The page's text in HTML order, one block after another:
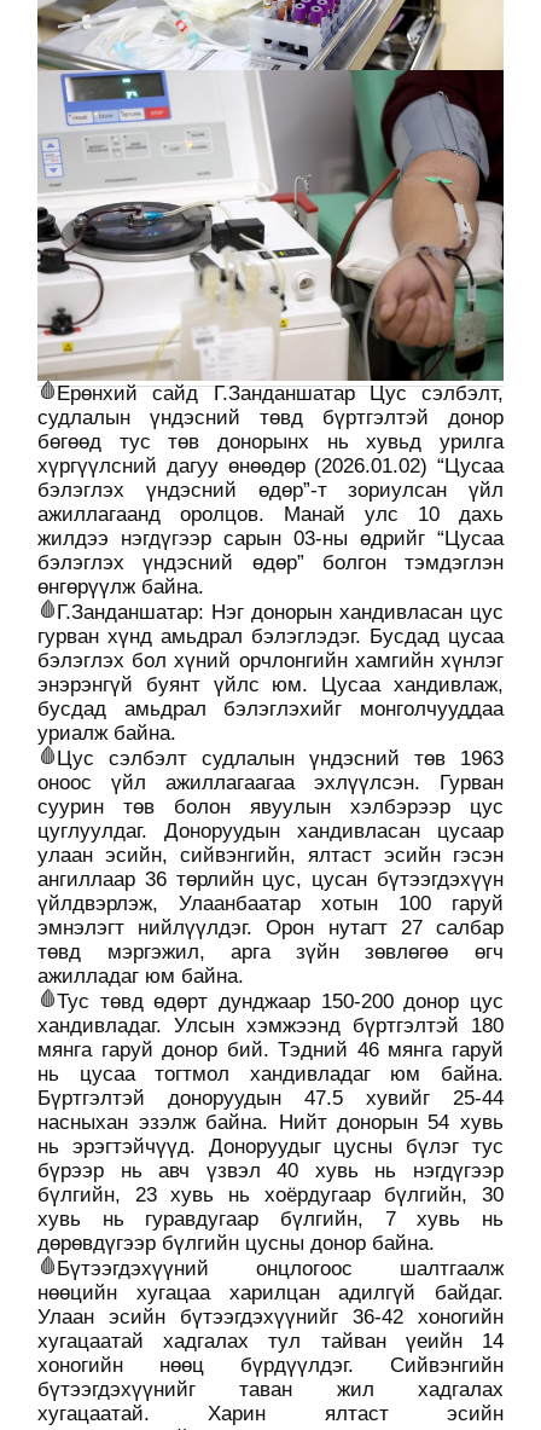
Ерөнхий сайд Г.Занданшатар Цус сэлбэлт,
судлалын үндэсний төвд бүртгэлтэй донор
бөгөөд тус төв донорынх нь хувьд урилга
хүргүүлсний дагуу өнөөдөр (2026.01.02) “Цусаа
бэлэглэх үндэсний өдөр”-т зориулсан үйл
ажиллагаанд оролцов. Манай улс 10 дахь
жилдээ нэгдүгээр сарын 03-ны өдрийг “Цусаа
бэлэглэх үндэсний өдөр” болгон тэмдэглэн
өнгөрүүлж байна.
Г.Занданшатар: Нэг донорын хандивласан цус
гурван хүнд амьдрал бэлэглэдэг. Бусдад цусаа
бэлэглэх бол хүний орчлонгийн хамгийн хүнлэг
энэрэнгүй буянт үйлс юм. Цусаа хандивлаж,
бусдад амьдрал бэлэглэхийг монголчууддаа
уриалж байна.
Цус сэлбэлт судлалын үндэсний төв 1963
оноос үйл ажиллагаагаа эхлүүлсэн. Гурван
суурин төв болон явуулын хэлбэрээр цус
цуглуулдаг. Доноруудын хандивласан цусаар
улаан эсийн, сийвэнгийн, ялтаст эсийн гэсэн
ангиллаар 36 төрлийн цус, цусан бүтээгдэхүүн
үйлдвэрлэж, Улаанбаатар хотын 100 гаруй
эмнэлэгт нийлүүлдэг. Орон нутагт 27 салбар
төвд мэргэжил, арга зүйн зөвлөгөө өгч
ажилладаг юм байна.
Тус төвд өдөрт дунджаар 150-200 донор цус
хандивладаг. Улсын хэмжээнд бүртгэлтэй 180
мянга гаруй донор бий. Тэдний 46 мянга гаруй
нь цусаа тогтмол хандивладаг юм байна.
Бүртгэлтэй доноруудын 47.5 хувийг 25-44
насныхан эзэлж байна. Нийт донорын 54 хувь
нь эрэгтэйчүүд. Доноруудыг цусны бүлэг тус
бүрээр нь авч үзвэл 40 хувь нь нэгдүгээр
бүлгийн, 23 хувь нь хоёрдугаар бүлгийн, 30
хувь нь гуравдугаар бүлгийн, 7 хувь нь
дөрөвдүгээр бүлгийн цусны донор байна.
Бүтээгдэхүүний онцлогоос шалтгаалж
нөөцийн хугацаа харилцан адилгүй байдаг.
Улаан эсийн бүтээгдэхүүнийг 36-42 хоногийн
хугацаатай хадгалах тул тайван үеийн 14
хоногийн нөөц бүрдүүлдэг. Сийвэнгийн
бүтээгдэхүүнийг таван жил хадгалах
хугацаатай. Харин ялтаст эсийн